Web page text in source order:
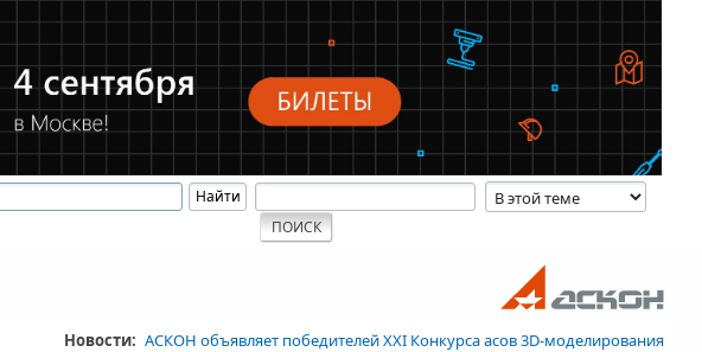
Новости: АСКОН объявляет победителей XXI Конкурса асов 3D-моделирования